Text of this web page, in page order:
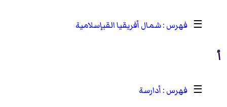
☰ شمال أفريقيا القبإسلامية
أ
☰
أدارسة